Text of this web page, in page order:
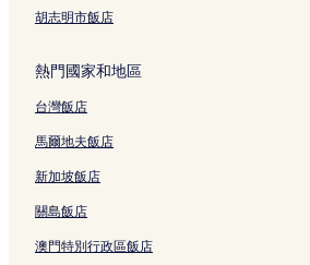
胡志明市飯店
熱門國家和地區
台灣飯店
馬爾地夫飯店
新加坡飯店
關島飯店
澳門特別行政區飯店